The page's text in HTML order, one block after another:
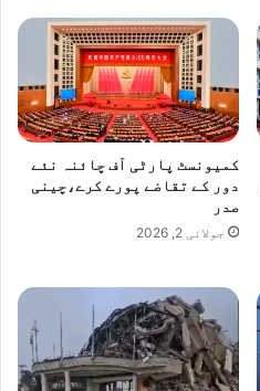
کمیونسٹ پارٹی آف چائنہ نئے
دور کے تقاضے پورے کرے،چینی
صدر
جولائی 2, 2026